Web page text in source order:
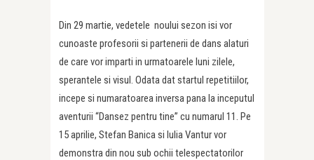
Din 29 martie, vedetele noului sezon isi vor
cunoaste profesorii si partenerii de dans alaturi
de care vor imparti in urmatoarele luni zilele,
sperantele si visul. Odata dat startul repetitiilor,
incepe si numaratoarea inversa pana la inceputul
aventurii “Dansez pentru tine” cu numarul 11. Pe
15 aprilie, Stefan Banica si Iulia Vantur vor
demonstra din nou sub ochii telespectatorilor